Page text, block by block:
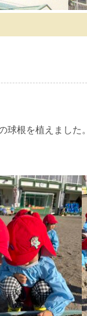
球根を植えました。